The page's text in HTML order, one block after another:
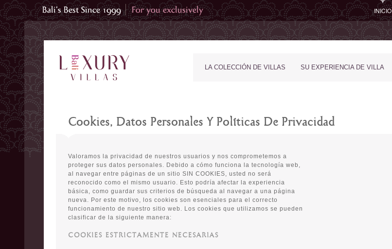
INICIO
LA COLECCIÓN DE VILLAS SU EXPERIENCIA DE VILLA
Cookies, Datos Personales Y Políticas De Privacidad
Valoramos la privacidad de nuestros usuarios y nos comprometemos a
proteger sus datos personales. Debido a cómo funciona la tecnología web,
al navegar entre páginas de un sitio SIN COOKIES, usted no será
reconocido como el mismo usuario. Esto podría afectar la experiencia
básica, como guardar sus criterios de búsqueda al navegar a una página
nueva. Por este motivo, los cookies son esenciales para el correcto
funcionamiento de nuestro sitio web. Los cookies que utilizamos se pueden
clasificar de la siguiente manera:
COOKIES ESTRICTAMENTE NECESARIAS